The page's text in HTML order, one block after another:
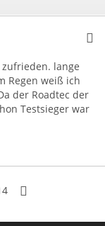
lange
Regen weiß ich
der Roadtec der
Testsieger war